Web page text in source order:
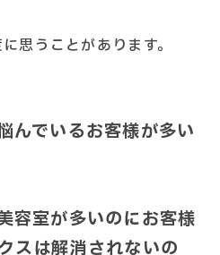
思うことがあります。
んでいるお客様が多い
容室が多いのにお客様
スは解消されないの